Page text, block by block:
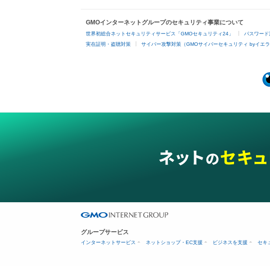
GMOインターネットグループのセキュリティ事業について
世界初総合ネットセキュリティサービス「GMOセキュリティ24」 パスワー
実在証明・盗聴対策 サイバー攻撃対策（GMOサイバーセキュリティ byイエラ
グループサービス
インターネットサービス ネットショップ・EC支援 ビジネスを支援 セキ